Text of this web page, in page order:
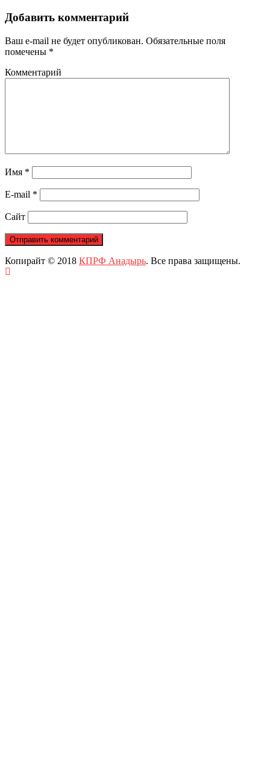
Добавить комментарий
Ваш e-mail не будет опубликован. Обязательные поля
помечены *
Комментарий
Имя *
E-mail *
Сайт
Копирайт © 2018 КПРФ Анадырь. Все права защищены.